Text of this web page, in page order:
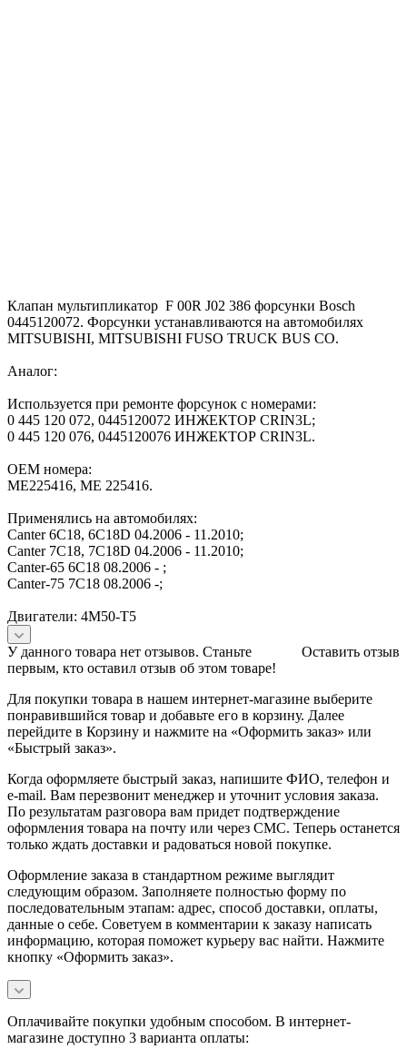
Клапан мультипликатор F 00R J02 386 форсунки Bosch
0445120072. Форсунки устанавливаются на автомобилях
MITSUBISHI, MITSUBISHI FUSO TRUCK BUS CO.
Аналог:
Используется при ремонте форсунок с номерами:
0 445 120 072, 0445120072 ИНЖЕКТОР CRIN3L;
0 445 120 076, 0445120076 ИНЖЕКТОР CRIN3L.
OEM номера:
ME225416, ME 225416.
Применялись на автомобилях:
Canter 6C18, 6C18D 04.2006 - 11.2010;
Canter 7C18, 7C18D 04.2006 - 11.2010;
Canter-65 6C18 08.2006 - ;
Canter-75 7C18 08.2006 -;
Двигатели: 4M50-T5
Оставить отзыв
У данного товара нет отзывов. Станьте
первым, кто оставил отзыв об этом товаре!
Для покупки товара в нашем интернет-магазине выберите
понравившийся товар и добавьте его в корзину. Далее
перейдите в Корзину и нажмите на «Оформить заказ» или
«Быстрый заказ».
Когда оформляете быстрый заказ, напишите ФИО, телефон и
e-mail. Вам перезвонит менеджер и уточнит условия заказа.
По результатам разговора вам придет подтверждение
оформления товара на почту или через СМС. Теперь останется
только ждать доставки и радоваться новой покупке.
Оформление заказа в стандартном режиме выглядит
следующим образом. Заполняете полностью форму по
последовательным этапам: адрес, способ доставки, оплаты,
данные о себе. Советуем в комментарии к заказу написать
информацию, которая поможет курьеру вас найти. Нажмите
кнопку «Оформить заказ».
Оплачивайте покупки удобным способом. В интернет-
магазине доступно 3 варианта оплаты: